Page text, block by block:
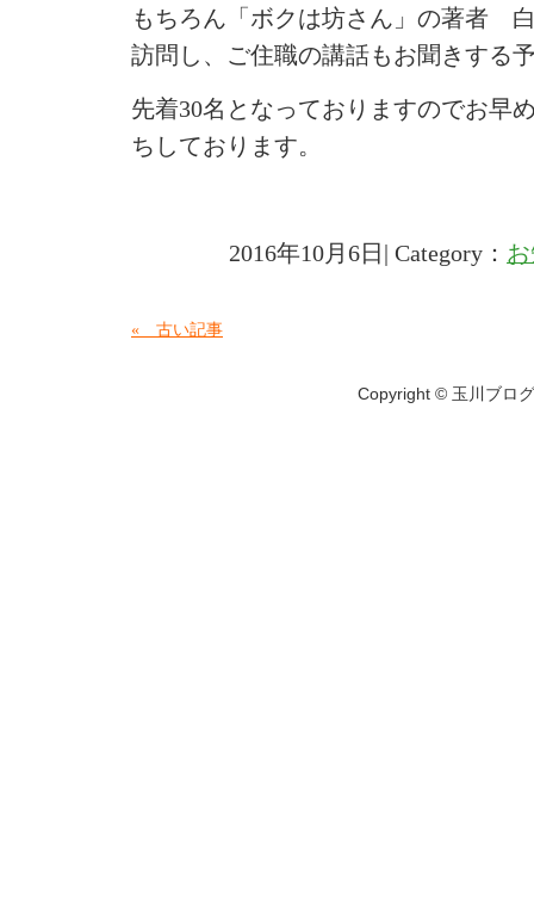
もちろん「ボクは坊さん」の著者
訪問し、ご住職の講話もお聞きする
先着30名となっておりますのでお早
ちしております。
2016年10月6日| Category：
« 古い記事
Copyright © 玉川ブロ